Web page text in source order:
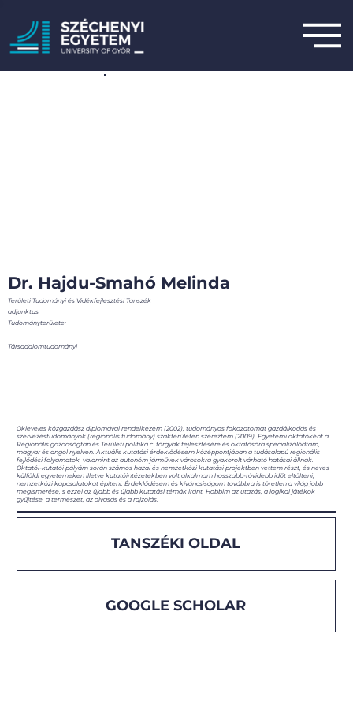
Területi Tudományi és Vidékfejlesztési Tanszék
Dr. Hajdu-Smahó Melinda
adjunktus
Tudományterülete:
Társadalomtudományi
Okleveles közgazdász diplomával rendelkezem (2002), tudományos fokozatomat gazdálkodás és
szervezéstudományok (regionális tudomány) szakterületen szereztem (2009). Egyetemi oktatóként a
Regionális gazdaságtan és Területi politika c. tárgyak fejlesztésére és oktatására specializálódtam,
magyar és angol nyelven. Aktuális kutatási érdeklődésem középpontjában a tudásalapú regionális
fejlődési folyamatok, valamint az autonóm járművek városokra gyakorolt várható hatásai állnak.
Oktatói-kutatói pályám során számos hazai és nemzetközi kutatási projektben vettem részt, és neves
külföldi egyetemeken illetve kutatóintézetekben volt alkalmam hosszabb-rövidebb időt eltölteni,
nemzetközi kapcsolatokat építeni. Érdeklődésem és kíváncsiságom továbbra is töretlen a világ jobb
megismerése, s ezzel az újabb és újabb kutatási témák iránt. Hobbim az utazás, a logikai játékok
gyűjtése, a természet, az olvasás és a rajzolás.
TANSZÉKI OLDAL
GOOGLE SCHOLAR